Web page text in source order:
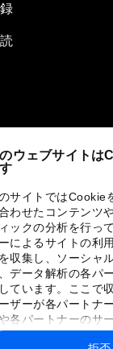
ウェブサイトは
サイトではCookie
わせたコンテンツ
ックの分析を行っ
によるサイトの利
収集し、ソーシャ
データ解析の各パ
ています。ここで
ザーが各パートナ
各パートナーのサ
集された情報と組
の取り組み
)